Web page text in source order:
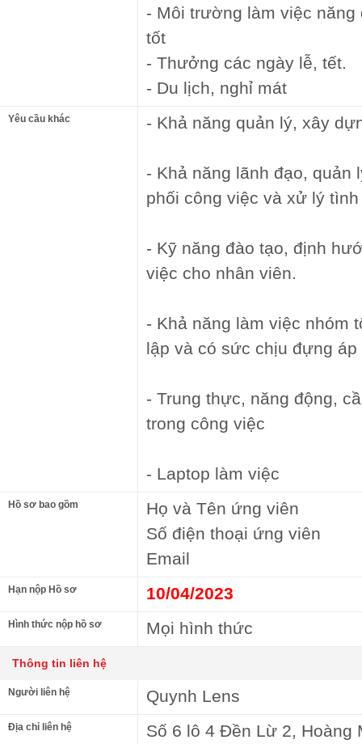
- Môi trường làm việc
tốt
- Thưởng các ngày lễ, tết.
- Du lịch, nghỉ mát
Yêu cầu khác - Khả năng quản lý, xây
- Khả năng lãnh đạo, quản
phối công việc và xử lý
- Kỹ năng đào tạo, định
việc cho nhân viên.
- Khả năng làm việc nhóm
lập và có sức chịu đựng
- Trung thực, năng động,
trong công việc
- Laptop làm việc
Hồ sơ bao gồm
Họ và Tên ứng viên
Số điện thoại ứng viên
Email
Hạn nộp Hồ sơ 10/04/2023
Hình thức nộp hồ sơ Mọi hình thức
Thông tin liên hệ
Người liên hệ Quynh Lens
Địa chỉ liên hệ Số 6 lô 4 Đền Lừ 2, Hoàng